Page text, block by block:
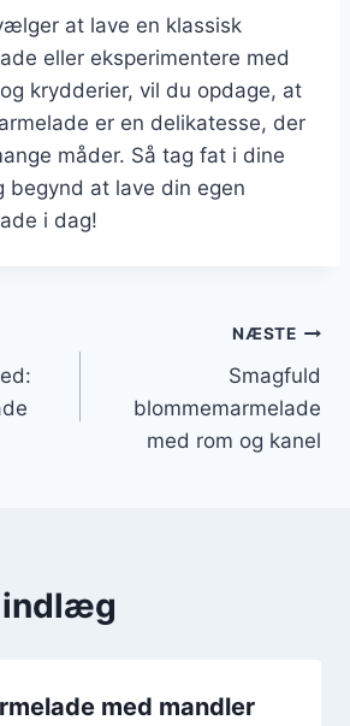
at lave en klassisk
eller eksperimentere med
krydderier, vil du opdage, at
er en delikatesse, der
måder. Så tag fat i dine
begynd at lave din egen
i dag!
NÆSTE
Smagfuld
blommemarmelade
med rom og kanel
indlæg
med mandler